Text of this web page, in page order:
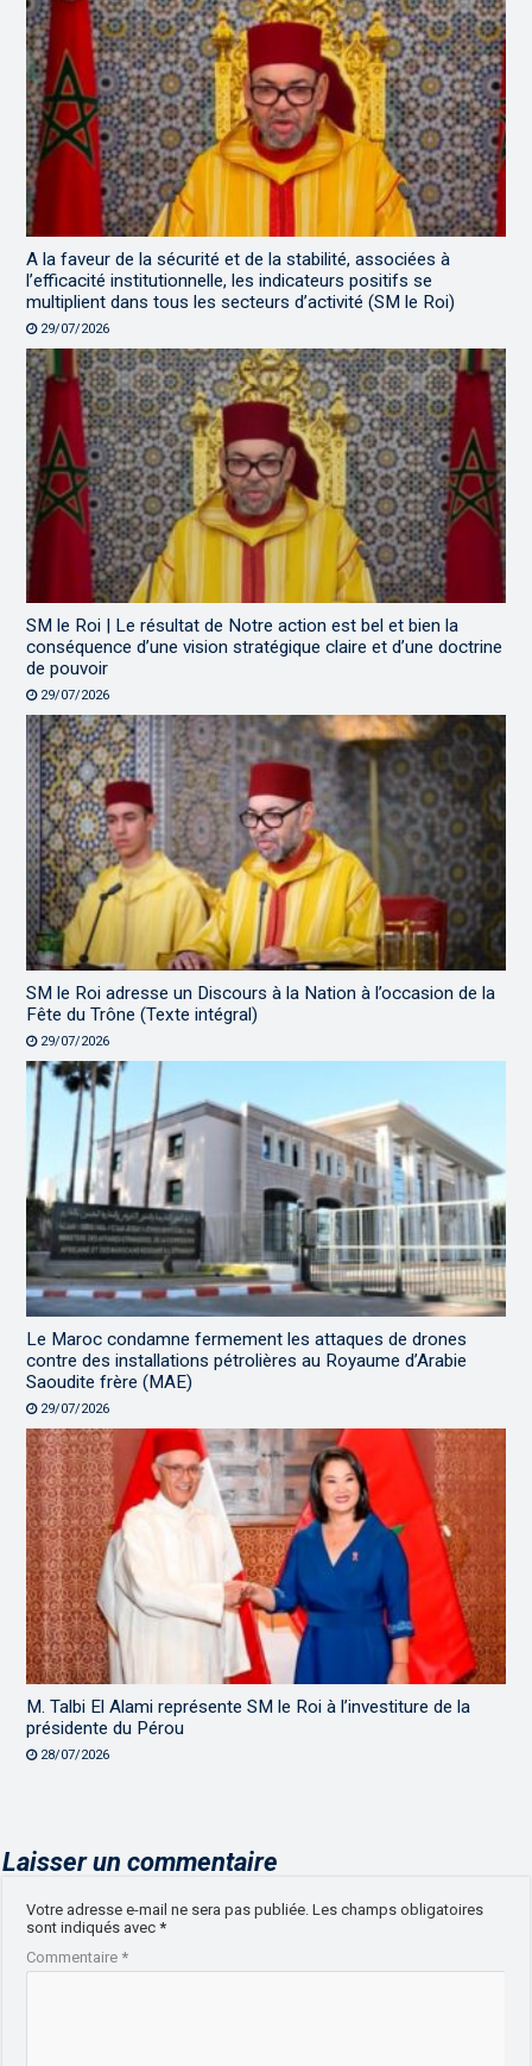
A la faveur de la sécurité et de la stabilité, associées à
l’efficacité institutionnelle, les indicateurs positifs se
multiplient dans tous les secteurs d’activité (SM le Roi)
29/07/2026
SM le Roi | Le résultat de Notre action est bel et bien la
conséquence d’une vision stratégique claire et d’une doctrine
de pouvoir
29/07/2026
SM le Roi adresse un Discours à la Nation à l’occasion de la
Fête du Trône (Texte intégral)
29/07/2026
Le Maroc condamne fermement les attaques de drones
contre des installations pétrolières au Royaume d’Arabie
Saoudite frère (MAE)
29/07/2026
M. Talbi El Alami représente SM le Roi à l’investiture de la
présidente du Pérou
28/07/2026
Laisser un commentaire
Votre adresse e-mail ne sera pas publiée. Les champs obligatoires
sont indiqués avec*
Commentaire*